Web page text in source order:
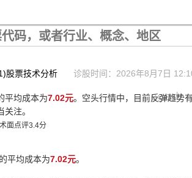
股票技术分析 诊股时间：2026年8月7日
平均成本为7.02元。空头行情中，目前反弹趋势
注。
面点评3.4分
平均成本为7.02元。